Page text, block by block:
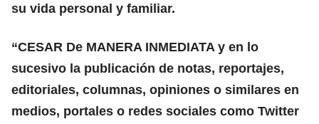
su vida personal y familiar.
“CESAR De MANERA INMEDIATA y en lo
sucesivo la publicación de notas, reportajes,
editoriales, columnas, opiniones o similares en
medios, portales o redes sociales como Twitter